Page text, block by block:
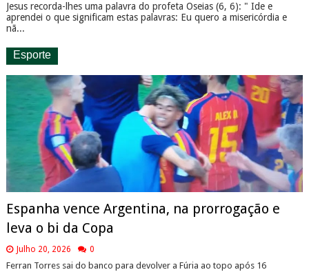
Jesus recorda-lhes uma palavra do profeta Oseias (6, 6): " Ide e
aprendei o que significam estas palavras: Eu quero a misericórdia e
nã...
Esporte
Espanha vence Argentina, na prorrogação e
leva o bi da Copa
Julho 20, 2026 0
Ferran Torres sai do banco para devolver a Fúria ao topo após 16